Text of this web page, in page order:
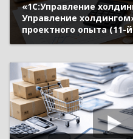
«1С:Управление
Управление
проектного опыта (11-
1С:ERP 17 октября 2024